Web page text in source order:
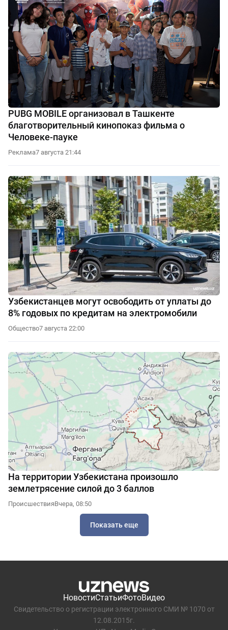
PUBG MOBILE организовал в Ташкенте
благотворительный кинопоказ фильма о
Человеке-пауке
Реклама7 августа 21:44
Узбекистанцев могут освободить от уплаты до
8% годовых по кредитам на электромобили
Общество7 августа 22:00
На территории Узбекистана произошло
землетрясение силой до 3 баллов
ПроисшествияВчера, 08:50
Показать еще
НовостиСтатьиФотоВидео
Свидетельство о регистрации электронного СМИ № 1070 от
12.08.2015г.